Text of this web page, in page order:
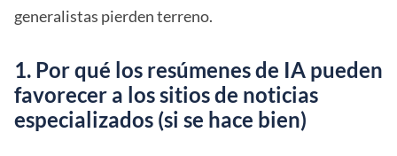
generalistas pierden terreno.
1. Por qué los resúmenes de IA pueden
favorecer a los sitios de noticias
especializados (si se hace bien)